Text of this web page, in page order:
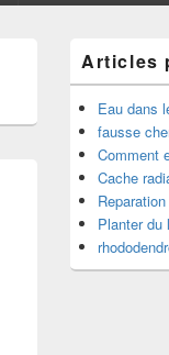
Articles
Eau dans
fausse
Comment
Cache
Planter du